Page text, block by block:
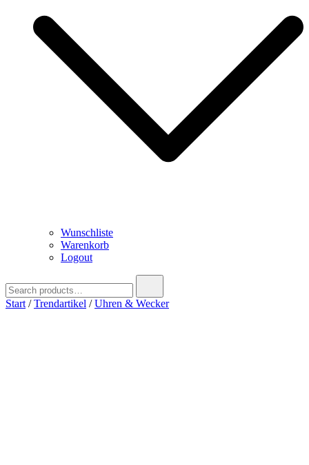
Wunschliste
Warenkorb
Logout
for:
Start /Trendartikel /Uhren & Wecker